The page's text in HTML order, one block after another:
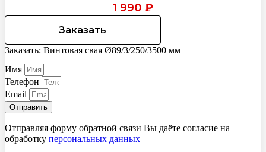
1 990 ₽
Заказать
Заказать: Винтовая свая Ø89/3/250/3500 мм
Имя
Телефон
Email
Отправить
Отправляя форму обратной связи Вы даёте согласие на
обработку персональных данных